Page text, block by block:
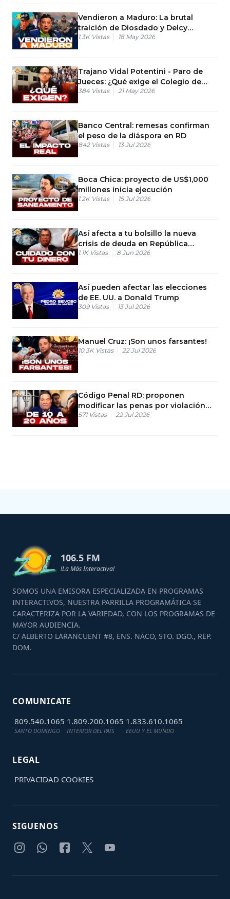
Vendieron a Maduro: La brutal
traición de Diosdado y Delcy
Rodríguez
1.3K Vistas 18 May 2026
Trajano Vidal Potentini - Paro de
Jueces: ¿Qué exige el Colegio de
Abogados hoy?
384 Vistas 21 May 2026
Banco Central: remesas confirman
el peso de la diáspora en RD
842 Vistas 13 Jul 2026
Boca Chica: proyecto de US$1,000
millones inicia ejecución
1.2K Vistas 15 Jul 2026
Así afecta a tu bolsillo la nueva
crisis de deuda en República
Dominicana
1.1K Vistas 8 Jun 2026
Así pueden afectar las elecciones
de EE. UU. a Donald Trump
309 Vistas 13 Jul 2026
Manuel Cruz: ¡Son unos farsantes!
10.3K Vistas 22 Jul 2026
Código Penal RD: proponen
modificar las penas por violación
conyugal
571 Vistas 22 Jul 2026
106.5 FM
!La Más Interactiva!
SOMOS UNA EMISORA ESPECIALIZADA EN PROGRAMAS
INTERACTIVOS, NUESTRA PARRILLA PROGRAMÁTICA SE
CARACTERIZA POR LA VARIEDAD, CON LOS PROGRAMAS DE
MAYOR AUDIENCIA.
C/ ALBERTO LARANCUENT #8, ENS. NACO, STO. DGO., REP.
DOM.
COMUNICATE
809.540.1065
SANTO DOMINGO
1.809.200.1065
INTERIOR DEL PAÍS
1.833.610.1065
EEUU Y EL MUNDO
LEGAL
PRIVACIDAD COOKIES
SIGUENOS